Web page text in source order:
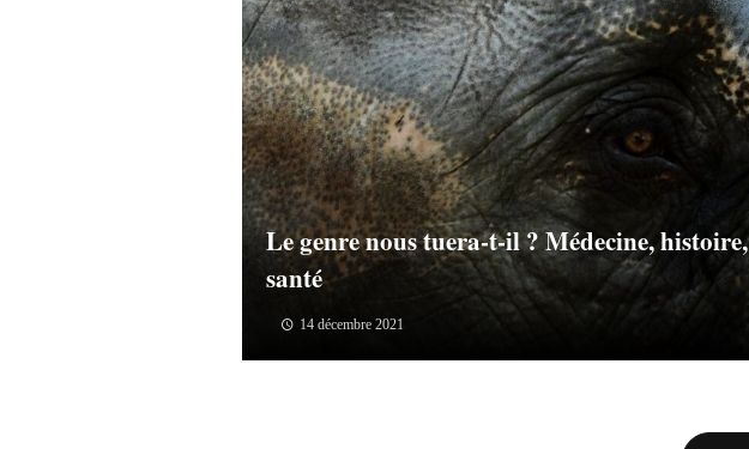
Le genre nous tuera-t-il ? Médecine, histoire,
santé
14 décembre 2021